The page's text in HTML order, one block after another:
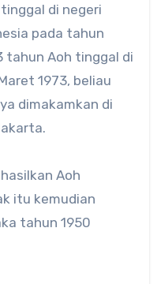
di negeri
pada tahun
tahun Aoh tinggal di
1973, beliau
dimakamkan di
Aoh
itu kemudian
tahun 1950